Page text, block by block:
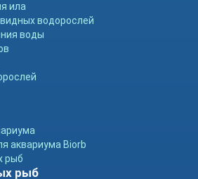
ила
водорослей
воды
аквариума Biorb
рыб
рыб